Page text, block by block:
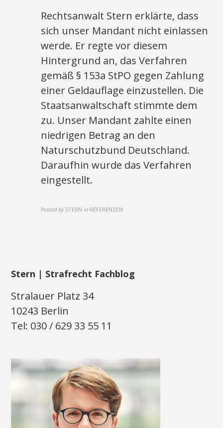
Rechtsanwalt Stern erklärte, dass
sich unser Mandant nicht einlassen
werde. Er regte vor diesem
Hintergrund an, das Verfahren
gemäß § 153a StPO gegen Zahlung
einer Geldauflage einzustellen. Die
Staatsanwaltschaft stimmte dem
zu. Unser Mandant zahlte einen
niedrigen Betrag an den
Naturschutzbund Deutschland.
Daraufhin wurde das Verfahren
eingestellt.
Posted by STERN in REFERENZEN
Stern | Strafrecht Fachblog
Stralauer Platz 34
10243 Berlin
Tel: 030 / 629 33 55 11